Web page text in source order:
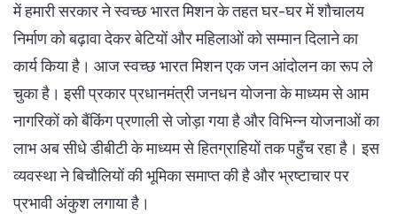
में हमारी सरकार ने स्वच्छ भारत मिशन के तहत घर-घर में शौचालय
निर्माण को बढ़ावा देकर बेटियों और महिलाओं को सम्मान दिलाने का
कार्य किया है। आज स्वच्छ भारत मिशन एक जन आंदोलन का रूप ले
चुका है। इसी प्रकार प्रधानमंत्री जनधन योजना के माध्यम से आम
नागरिकों को बैंकिंग प्रणाली से जोड़ा गया है और विभिन्न योजनाओं का
लाभ अब सीधे डीबीटी के माध्यम से हितग्राहियों तक पहुँच रहा है। इस
व्यवस्था ने बिचौलियों की भूमिका समाप्त की है और भ्रष्टाचार पर
प्रभावी अंकुश लगाया है।